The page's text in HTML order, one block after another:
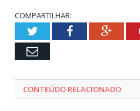
COMPARTILHAR:
TwitterFacebook
Email
CONTEÚDO RELACIONADO